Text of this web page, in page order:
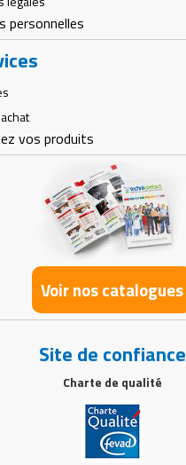
personnelles
vos produits
Voir nos catalogues
Site de confiance
Charte de qualité